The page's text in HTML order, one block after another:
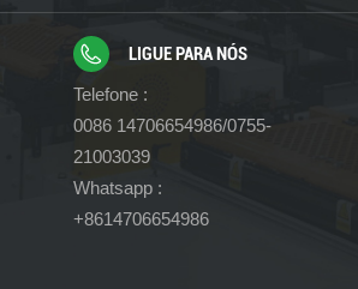
LIGUE PARA NÓS
Telefone :
0086 14706654986/0755-
21003039
Whatsapp :
+8614706654986